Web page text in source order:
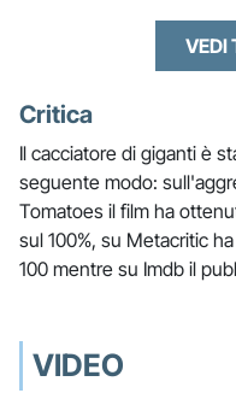
VEDI
Critica
Il cacciatore di giganti è
seguente modo:
Tomatoes il film ha
sul 100%, su Metacritic
100 mentre su Imdb il
VIDEO